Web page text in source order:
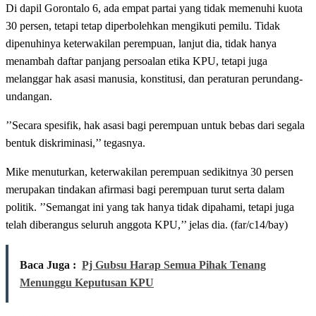
Di dapil Gorontalo 6, ada empat partai yang tidak memenuhi kuota
30 persen, tetapi tetap diperbolehkan mengikuti pemilu. Tidak
dipenuhinya keterwakilan perempuan, lanjut dia, tidak hanya
menambah daftar panjang persoalan etika KPU, tetapi juga
melanggar hak asasi manusia, konstitusi, dan peraturan perundang-
undangan.
’’Secara spesifik, hak asasi bagi perempuan untuk bebas dari segala
bentuk diskriminasi,’’ tegasnya.
Mike menuturkan, keterwakilan perempuan sedikitnya 30 persen
merupakan tindakan afirmasi bagi perempuan turut serta dalam
politik. ’’Semangat ini yang tak hanya tidak dipahami, tetapi juga
telah diberangus seluruh anggota KPU,’’ jelas dia. (far/c14/bay)
Baca Juga : Pj Gubsu Harap Semua Pihak Tenang
Menunggu Keputusan KPU